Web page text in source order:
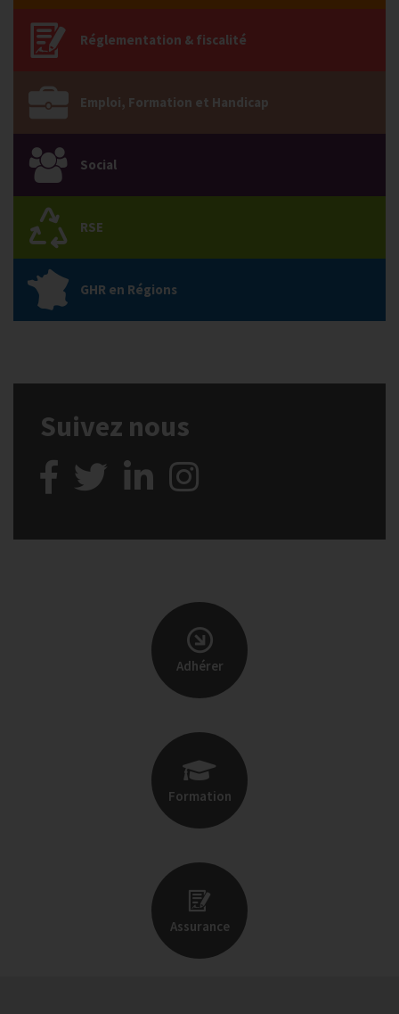
Réglementation & fiscalité
Emploi, Formation et Handicap
Social
RSE
GHR en Régions
Suivez nous
Adhérer
Formation
Assurance